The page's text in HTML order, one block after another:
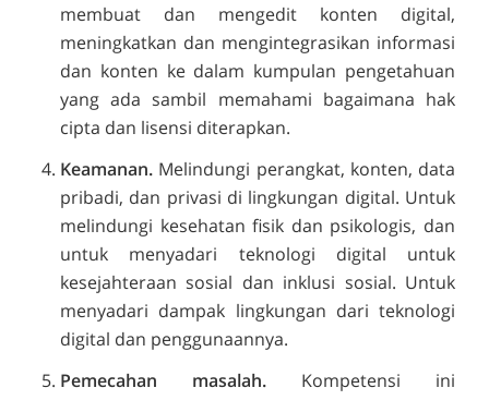
membuat dan mengedit konten digital,
meningkatkan dan mengintegrasikan informasi
dan konten ke dalam kumpulan pengetahuan
yang ada sambil memahami bagaimana hak
cipta dan lisensi diterapkan.
Keamanan. Melindungi perangkat, konten, data
pribadi, dan privasi di lingkungan digital. Untuk
melindungi kesehatan fisik dan psikologis, dan
untuk menyadari teknologi digital untuk
kesejahteraan sosial dan inklusi sosial. Untuk
menyadari dampak lingkungan dari teknologi
digital dan penggunaannya.
Pemecahan masalah. Kompetensi ini